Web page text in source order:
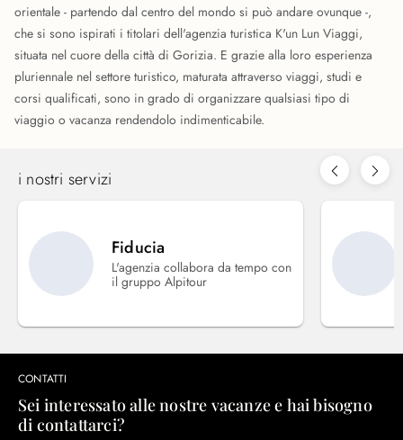
orientale - partendo dal centro del mondo si può andare ovunque -,
che si sono ispirati i titolari dell'agenzia turistica K'un Lun Viaggi,
situata nel cuore della città di Gorizia. E grazie alla loro esperienza
pluriennale nel settore turistico, maturata attraverso viaggi, studi e
corsi qualificati, sono in grado di organizzare qualsiasi tipo di
viaggio o vacanza rendendolo indimenticabile.
i nostri servizi
Fiducia
L'agenzia collabora da tempo con
il gruppo Alpitour
CONTATTI
Sei interessato alle nostre vacanze e hai bisogno
di contattarci?